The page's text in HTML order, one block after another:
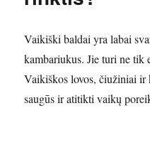
Vaikiški baldai yra labai
kambariukus. Jie turi ne tik
Vaikiškos lovos, čiužiniai
saugūs ir atitikti vaikų